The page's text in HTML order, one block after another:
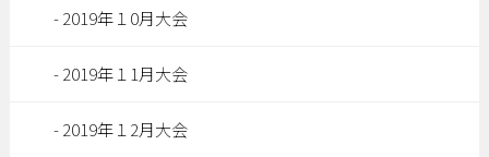
2019年１0月大会
2019年１1月大会
2019年１2月大会